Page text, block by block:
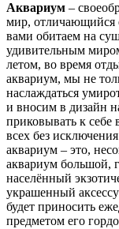
Аквариум –
мир, отличающийся
вами обитаем на
удивительным
летом, во время
аквариум, мы не
наслаждаться
и вносим в дизайн
приковывать к себе
всех без
аквариум – это,
аквариум большой,
населённый
украшенный
будет приносить
предметом его